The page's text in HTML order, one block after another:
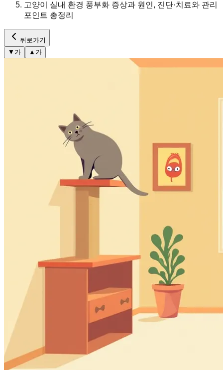
고양이 실내 환경 풍부화 증상과 원인, 진단·치료와 관리
포인트 총정리
뒤로가기
▼ 가 ▲ 가